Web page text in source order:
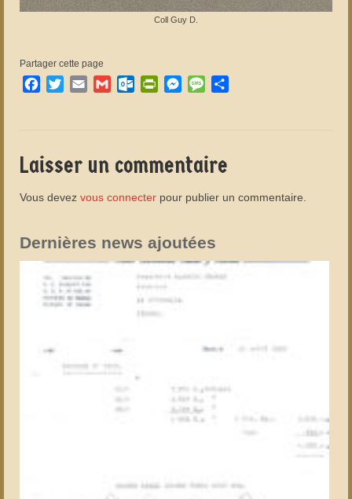
Coll Guy D.
Partager cette page
Facebook
TwitterEmail GmailOutlook.com
PrintFriendly
Messenger
Message
Laisser un commentaire
Vous devez vous connecter pour publier un commentaire.
Dernières news ajoutées